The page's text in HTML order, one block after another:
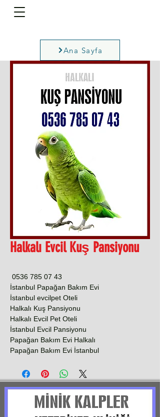
Ana Sayfa
Halkalı Evcil Kuş Pansiyonu
0536 785 07 43
İstanbul Papağan Bakım Evi
İstanbul evcilpet Oteli
Halkalı Kuş Pansiyonu
Halkalı Evcil Pet Oteli
İstanbul Evcil Pansiyonu
Papağan Bakım Evi Halkalı
Papağan Bakım Evi İstanbul